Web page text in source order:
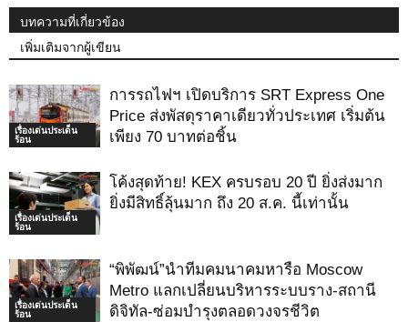
บทความที่เกี่ยวข้อง
เพิ่มเติมจากผู้เขียน
เรื่องเด่นประเด็น
ร้อน
การรถไฟฯ เปิดบริการ SRT Express One
Price ส่งพัสดุราคาเดียวทั่วประเทศ เริ่มต้น
เพียง 70 บาทต่อชิ้น
เรื่องเด่นประเด็น
ร้อน
โค้งสุดท้าย! KEX ครบรอบ 20 ปี ยิ่งส่งมาก
ยิ่งมีสิทธิ์ลุ้นมาก ถึง 20 ส.ค. นี้เท่านั้น
เรื่องเด่นประเด็น
ร้อน
“พิพัฒน์”นำทีมคมนาคมหารือ Moscow
Metro แลกเปลี่ยนบริหารระบบราง-สถานี
ดิจิทัล-ซ่อมบำรุงตลอดวงจรชีวิต